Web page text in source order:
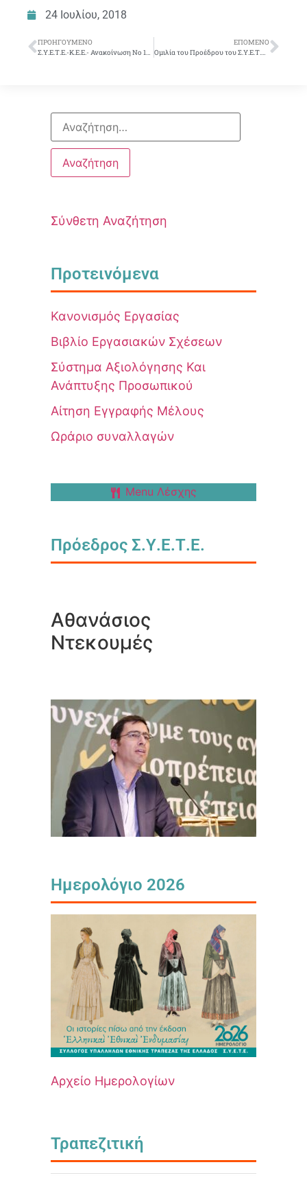
24 Ιουλίου, 2018
ΠΡΟΗΓΟΎΜΕΝΟ
Σ.Υ.Ε.Τ.Ε.-Κ.Ε.Ε.- Ανακοίνωση Νο 14- Εκπρόσωποι στο Ταμείο Αυτασφάλειας
ΕΠΌΜΕΝΟ
Ομιλία του Προέδρου του Σ.Υ.Ε.Τ.Ε. σδ Γιώργου Μότσιου στη Γενική Συνέλευση των Μετόχων της Ε.Τ.Ε.- 26.7.2018
Σύνθετη Αναζήτηση
Προτεινόμενα
Κανονισμός Εργασίας
Βιβλίο Εργασιακών Σχέσεων
Σύστημα Αξιολόγησης Και
Ανάπτυξης Προσωπικού
Αίτηση Εγγραφής Μέλους
Ωράριο συναλλαγών
Menu Λέσχης
Πρόεδρος Σ.Υ.Ε.Τ.Ε.
Αθανάσιος
Ντεκουμές
Ημερολόγιο 2026
Αρχείο Ημερολογίων
Τραπεζιτική